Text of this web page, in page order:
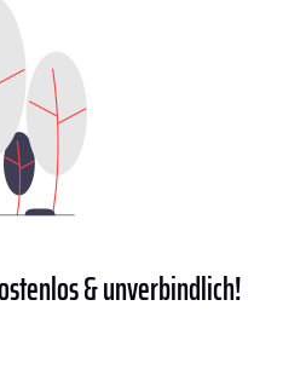
& unverbindlich!